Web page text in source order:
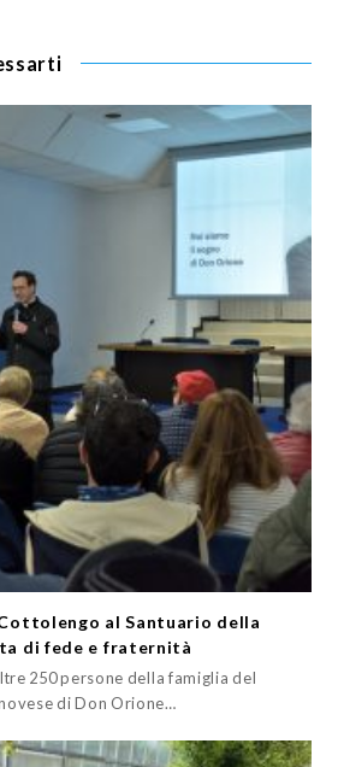
al Santuario della
di fede e fraternità
250 persone della famiglia del
di Don Orione…